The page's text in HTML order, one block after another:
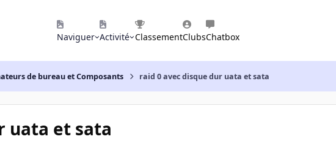
Naviguer Activité ClassementClubsChatbox
de bureau et Composants raid 0 avec disque dur uata et sata
uata et sata